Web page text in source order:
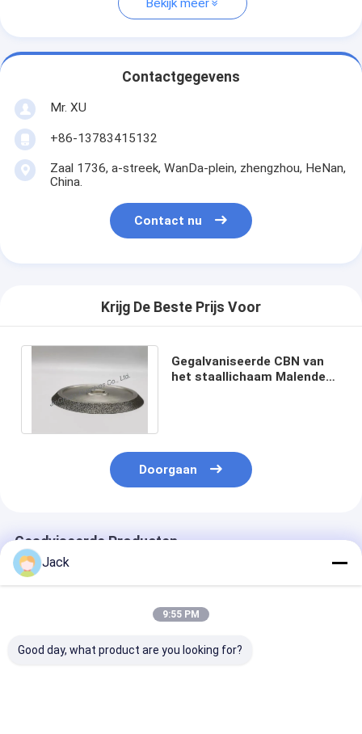
Bekijk meer
Contactgegevens
Mr. XU
+86-13783415132
Zaal 1736, a-streek, WanDa-plein, zhengzhou, HeNan,
China.
Contact nu
Krijg De Beste Prijs Voor
Gegalvaniseerde CBN van
het staallichaam Malende
Doorgaan
Geadviseerde Producten
Jack
9:55 PM
Good day, what product are you looking for?